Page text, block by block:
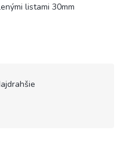
listami 30mm